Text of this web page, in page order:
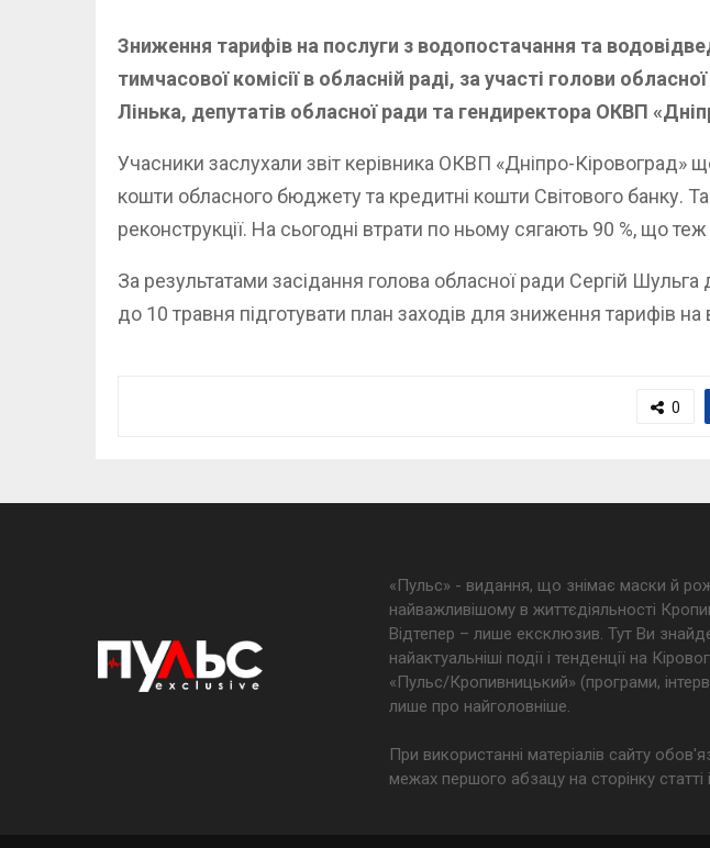
Зниження тарифів на послуги з водопостачання та
тимчасової комісії в обласній раді, за участі голови
Лінька, депутатів обласної ради та гендиректора ОКВП
Учасники заслухали звіт керівника ОКВП «Дніпро-Кіровоград»
кошти обласного бюджету та кредитні кошти Світового банку.
реконструкції. На сьогодні втрати по ньому сягають 90 %, що
За результатами засідання голова обласної ради Сергій
до 10 травня підготувати план заходів для зниження тарифів
0
«Пульс» - видання, що знімає маски й
найважливішому в життєдіяльності
Відтепер – лише ексклюзив. Тут Ви
найактуальніші події і тенденції на
«Пульс/Кропивницький» (програми,
лише про найголовніше.
При використанні матеріалів сайту
межах першого абзацу на сторінку статті